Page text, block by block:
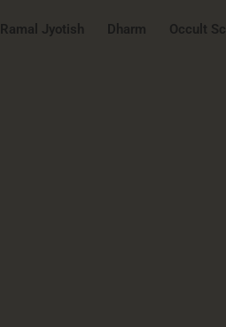
Ramal Jyotish Dharm Occult